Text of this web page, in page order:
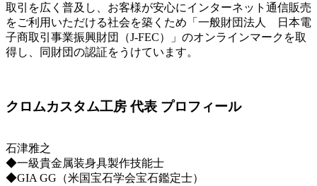
取引を広く普及し、お客様が安心にインターネット通信販売
をご利用いただける社会を築くため「一般財団法人 日本電
子商取引事業振興財団（J-FEC）」のオンラインマークを取
得し、同財団の認証をうけています。
クロムカスタム工房 代表 プロフィール
石津雅之
◆一級貴金属装身具製作技能士
◆GIA GG（米国宝石学会宝石鑑定士）